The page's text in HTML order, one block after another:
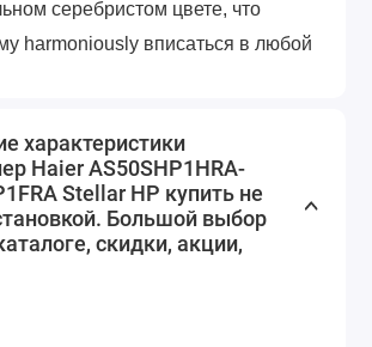
серебристом цвете, что
harmoniously вписаться в любой
незаметным при работе. Внешний
компактностью и удобен
в то время как его шумовой
- не доставит неудобств
характеристики
Haier AS50SHP1HRA-
Stellar HP купить не
Большой выбор
скидки, акции,